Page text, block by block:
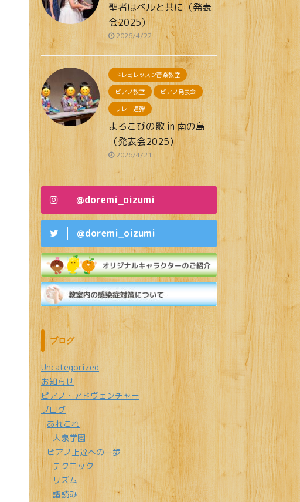
聖者はベルと共に（発表
会2025）
2026/4/22
ドレミレッスン音楽教室
ピアノ教室 ピアノ発表会
リレー連弾
よろこびの歌 in 南の島
（発表会2025）
2026/4/21
@doremi_oizumi
@doremi_oizumi
ブログ
Uncategorized
お知らせ
ピアノ・アドヴェンチャー
ブログ
あれこれ
大泉学園
ピアノ上達への一歩
テクニック
リズム
譜読み